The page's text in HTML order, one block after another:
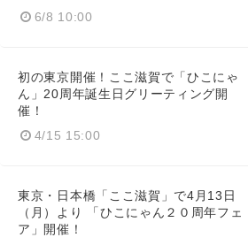
6/8 10:00
初の東京開催！ここ滋賀で「ひこにゃ
ん」20周年誕生日グリーティング開
催！
4/15 15:00
東京・日本橋「ここ滋賀」で4月13日
（月）より 「ひこにゃん２０周年フェ
ア」開催！